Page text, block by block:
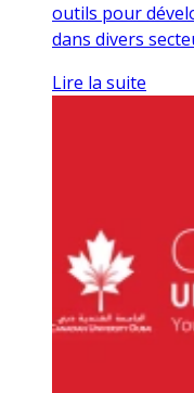
outils pour
dans divers
Lire la suite